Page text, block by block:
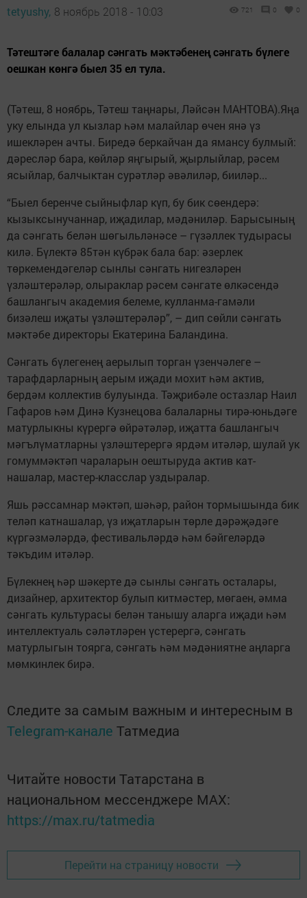
tetyushy, 8 ноябрь 2018 - 10:03 721 0 0
Тәтештәге балалар сәнгать мәктәбенең сәнгать бүлеге
оешкан көнгә быел 35 ел тула.
(Тәтеш, 8 ноябрь, Тәтеш таңнары, Ләйсән МАНТОВА).Яңа
уку елында ул кызлар һәм малайлар өчен янә үз
ишекләрен ачты. Биредә беркайчан да ямансу булмый:
дәресләр бара, көйләр яңгырый, җырлыйлар, рәсем
ясыйлар, балчыктан сурәтләр әвәлиләр, бииләр...
“Быел беренче сыйныфлар күп, бу бик сөендерә:
кызыксынучаннар, иҗадилар, мәдәниләр. Барысының
да сәнгать белән шөгыльләнәсе – гүзәллек тудырасы
килә. Бүлектә 85тән күбрәк бала бар: әзерлек
төркемендәгеләр сынлы сәнгать нигезләрен
үзләштерәләр, олыраклар рәсем сәнгате өлкәсендә
башлангыч академия белеме, кулланма-гамәли
бизәлеш иҗаты үзләштерәләр”, – дип сөйли сәнгать
мәктәбе директоры Екатерина Баландина.
Сәнгать бүлегенең аерылып торган үзенчәлеге –
тарафдарларның аерым иҗади мохит һәм актив,
бердәм коллектив булуында. Тәҗрибәле остазлар Наил
Гафаров һәм Динә Кузнецова балаларны тирә-юньдәге
матурлыкны күрергә өйрәтәләр, иҗатта башлангыч
мәгълүматларны үзләштерергә ярдәм итәләр, шулай ук
го­муммәктәп чараларын оештыруда актив кат­
нашалар, мастер-класслар уздыралар.
Яшь рәссамнар мәктәп, шәһәр, район тормышында бик
теләп катнашалар, үз иҗатларын төрле дәрәҗәдәге
күргәзмәләрдә, фестивальләрдә һәм бәйгеләрдә
тәкъдим итәләр.
Бүлекнең һәр шәкерте дә сынлы сәнгать осталары,
дизайнер, архитектор булып китмәстер, мөгаен, әмма
сәнгать культурасы белән танышу аларга иҗади һәм
интеллектуаль сәләтләрен үстерергә, сәнгать
матурлыгын тоярга, сәнгать һәм мәдәниятне аңларга
мөмкинлек бирә.
Следите за самым важным и интересным в
Telegram-канале Татмедиа
Читайте новости Татарстана в
национальном мессенджере MАХ:
https://max.ru/tatmedia
Перейти на страницу новости